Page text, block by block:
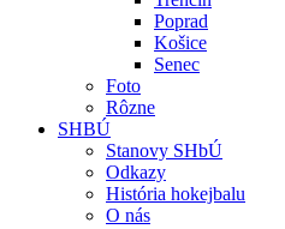
Poprad
Košice
Senec
Foto
Rôzne
SHBÚ
Stanovy SHbÚ
Odkazy
História hokejbalu
O nás